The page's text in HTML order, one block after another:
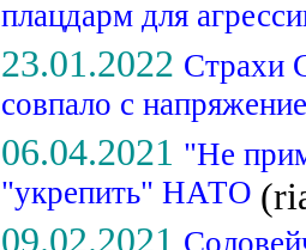
плацдарм для
23.01.2022 Страхи
совпало с
06.04.2021 "Не
"укрепить" НАТО
09.02.2021